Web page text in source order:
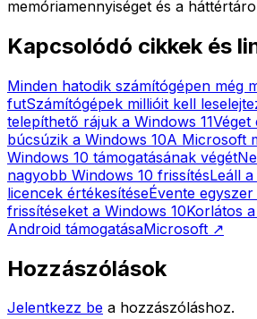
memóriamennyiséget és a
Kapcsolódó cikkek és
Minden hatodik számítógépen még
futSzámítógépek millióit kell
telepíthető rájuk a Windows 11Véget
búcsúzik a Windows 10A Microsoft
Windows 10 támogatásának végét
nagyobb Windows 10 frissítésLeáll
licencek értékesítéseÉvente
frissítéseket a Windows 10Korlátos
Android támogatásaMicrosoft ↗
Hozzászólások
Jelentkezz be a hozzászóláshoz.